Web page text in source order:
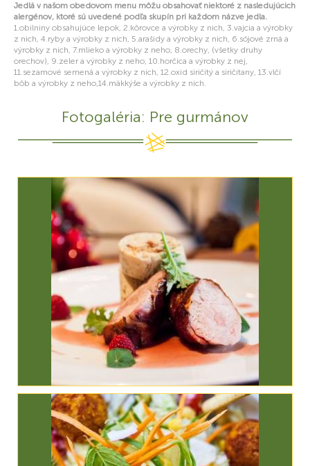
Jedlá v našom obedovom menu môžu obsahovať niektoré z nasledujúcich
alergénov, ktoré sú uvedené podľa skupín pri každom názve jedla.
1.obilniny obsahujúce lepok, 2.kôrovce a výrobky z nich, 3.vajcia a výrobky
z nich, 4.ryby a výrobky z nich, 5.arašidy a výrobky z nich, 6.sójové zrná a
výrobky z nich, 7.mlieko a výrobky z neho, 8.orechy, (všetky druhy
orechov), 9.zeler a výrobky z neho, 10.horčica a výrobky z nej,
11.sezamové semená a výrobky z nich, 12.oxid siričitý a siričitany, 13.vlčí
bôb a výrobky z neho,14.mäkkýše a výrobky z nich.
Fotogaléria: Pre gurmánov